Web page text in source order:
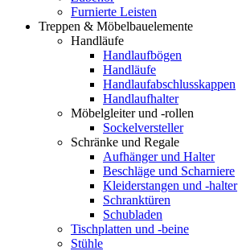
Furnierte Leisten
Treppen & Möbelbauelemente
Handläufe
Handlaufbögen
Handläufe
Handlaufabschlusskappen
Handlaufhalter
Möbelgleiter und -rollen
Sockelversteller
Schränke und Regale
Aufhänger und Halter
Beschläge und Scharniere
Kleiderstangen und -halter
Schranktüren
Schubladen
Tischplatten und -beine
Stühle